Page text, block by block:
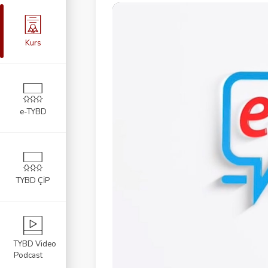
Kurs
e-TYBD
TYBD ÇİP
TYBD Video
Podcast